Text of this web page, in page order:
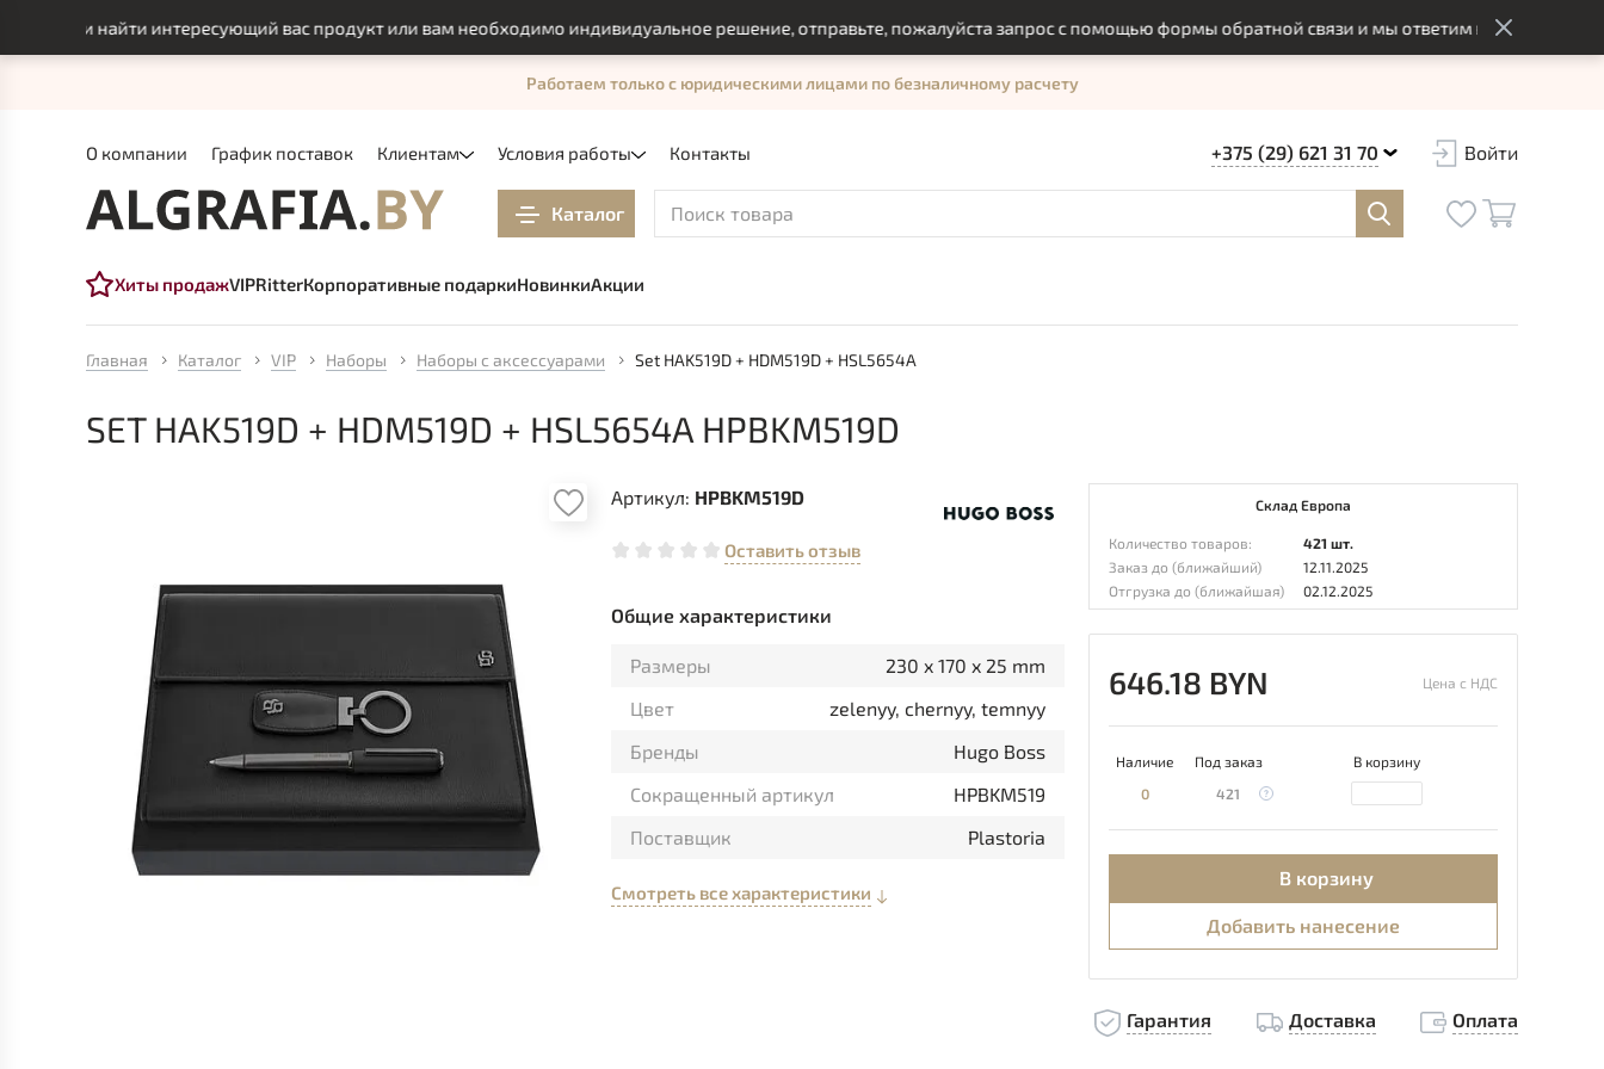
найти интересующий вас продукт или вам необходимо индивидуальное решение, отправьте, пожалуйста запрос с помощью формы обратной связи и мы ответим вам в оптимальный
О компании График поставок Клиентам Условия работы Контакты
Работаем только с юридическими лицами по безналичному расчету
+375 (29) 621 31 70 Войти
Каталог
Хиты продажVIPRitterКорпоративные подаркиНовинкиАкции
Главная Каталог VIP Наборы Наборы с аксессуарами Set HAK519D + HDM519D + HSL5654A
SET HAK519D + HDM519D + HSL5654A HPBKM519D
Артикул: HPBKM519D
Оставить отзыв
Общие характеристики
Размеры
230 x 170 x 25 mm
Цвет
zelenyy, chernyy, temnyy
Бренды
Hugo Boss
Сокращенный артикул
HPBKM519
Поставщик
Plastoria
Смотреть все характеристики
Склад Европа
Количество товаров:
421 шт.
Заказ до (ближайший)
12.11.2025
Отгрузка до (ближайшая)
02.12.2025
646.18 BYN Цена с НДС
Наличие Под заказ
В корзину
0
421
В корзину
Добавить нанесение
Гарантия Доставка Оплата